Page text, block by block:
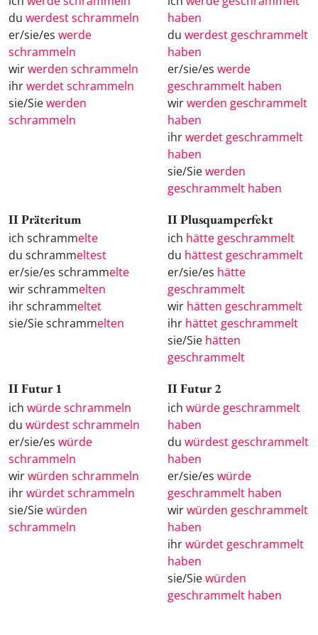
du werdest schrammeln
er/sie/es werde
schrammeln
wirwerden schrammeln
ihrwerdet schrammeln
sie/Siewerden
schrammeln
haben
du werdest geschrammelt
haben
er/sie/es werde
geschrammelt haben
wirwerden geschrammelt
haben
ihrwerdet geschrammelt
haben
sie/Siewerden
geschrammelt haben
II Präteritum
ich schrammelte
du schrammeltest
er/sie/es schrammelte
wir schrammelten
ihr schrammeltet
sie/Sie schrammelten
II Plusquamperfekt
ich hätte geschrammelt
du hättest geschrammelt
er/sie/es hätte
geschrammelt
wir hätten geschrammelt
ihr hättet geschrammelt
sie/Sie hätten
geschrammelt
II Futur 1
ich würde schrammeln
du würdest schrammeln
er/sie/es würde
schrammeln
wirwürden schrammeln
ihrwürdet schrammeln
sie/Siewürden
schrammeln
II Futur 2
ich würde geschrammelt
haben
du würdest geschrammelt
haben
er/sie/es würde
geschrammelt haben
wirwürden geschrammelt
haben
ihrwürdet geschrammelt
haben
sie/Siewürden
geschrammelt haben